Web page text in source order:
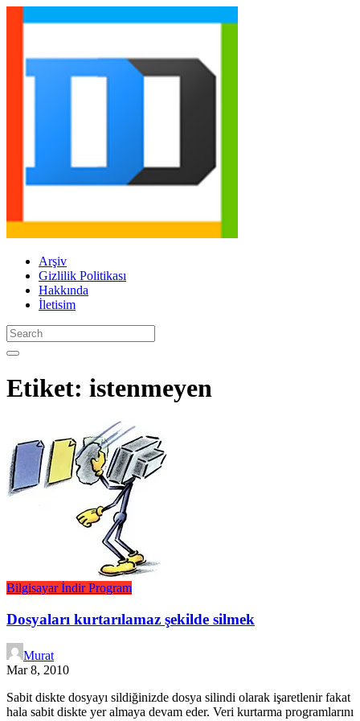
Arşiv
Gizlilik Politikası
Hakkında
İletisim
Etiket: istenmeyen
BilgisayarİndirProgram
Dosyaları kurtarılamaz şekilde silmek
Murat
Mar 8, 2010
Sabit diskte dosyayı sildiğinizde dosya silindi olarak işaretlenir fakat
hala sabit diskte yer almaya devam eder. Veri kurtarma programlarını